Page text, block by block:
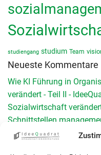
studiengang studium Team
Neueste Kommentare
Wie KI Führung in
verändert - Teil II -
Sozialwirtschaft
Schnittstellen